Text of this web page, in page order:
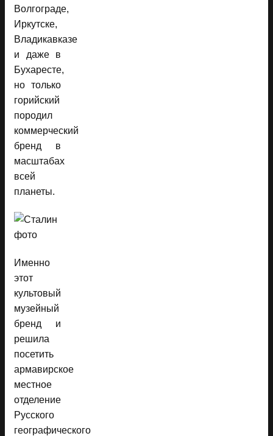
Волгограде,
Иркутске,
Владикавказе
и даже в
Бухаресте,
но только
горийский
породил
коммерческий
бренд в
масштабах
всей
планеты.
Именно
этот
культовый
музейный
бренд и
решила
посетить
армавирское
местное
отделение
Русского
географического